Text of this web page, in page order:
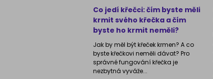
Co jedí křečci: čím byste měli
krmit svého křečka a čím
byste ho krmit neměli?
Jak by měl být křeček krmen? A co
byste křečkovi neměli dávat? Pro
správné fungování křečka je
nezbytná vyváže...